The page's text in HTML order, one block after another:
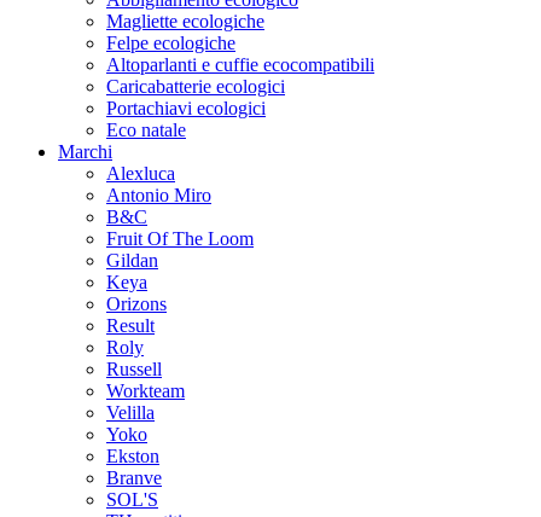
Magliette ecologiche
Felpe ecologiche
Altoparlanti e cuffie ecocompatibili
Caricabatterie ecologici
Portachiavi ecologici
Eco natale
Marchi
Alexluca
Antonio Miro
B&C
Fruit Of The Loom
Gildan
Keya
Orizons
Result
Roly
Russell
Workteam
Velilla
Yoko
Ekston
Branve
SOL'S